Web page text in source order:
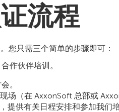
流程
您只需三个简单的步骤即可：
作伙伴培训。
。
场（在 AxxonSoft 总部或
提供有关日程安排和参加我们